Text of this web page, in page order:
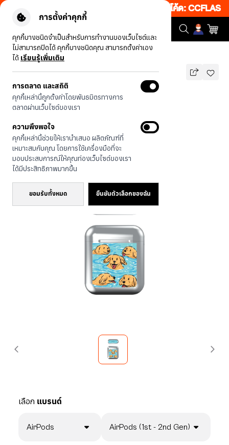
การตั้งค่าคุกกี้
คุกกี้บางชนิดจำเป็นสำหรับการทำงานของเว็บไซต์และ
ไม่สามารถปิดได้ คุกกี้บางชนิดคุณ สามารถตั้งค่าเอง
ได้ เรียนรู้เพิ่มเติม
การตลาด และสถิติ
คุกกี้เหล่านี้ถูกตั้งค่าโดยพันธมิตรทางการ
ตลาดผ่านเว็บไซต์ของเรา
ความพึงพอใจ
คุกกี้เหล่านี้ช่วยให้เรานำเสนอ ผลิตภัณฑ์ที่
เหมาะสมกับคุณ โดยการใช้เครื่องมือที่จะ
มอบประสบการณ์ให้คุณท่องเว็บไซต์ของเรา
ได้มีประสิทธิภาพมากขึ้น
ยอมรับทั้งหมด ยืนยันตัวเลือกของฉัน
บ 50% เพียงช้อป 1 ชิ้น เริ่มคืนนี้ 19.00-00.00 โค้ด: CCFLASH1
รุ่นทั้งหมด โกลเด้นน้อยว่ายน้ำ
โกลเด้นน้อยว่ายน้ำ
690 บาท
ประหยัดไป 200
🔥 ลด 200.- ขั้นต่ำ 1,000.- โค้ด:
EOSS200
เลือก แบรนด์
AirPods AirPods (1st - 2nd Gen)